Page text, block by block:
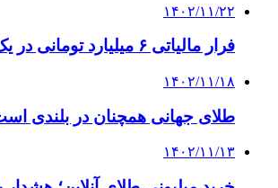
۱۴۰۲/۱۱/۲۲
فرار مالیاتی ۶ میلیارد تومانی در یک طلافروشی
۱۴۰۲/۱۱/۱۸
طلای جهانی همچنان در بلندی
۱۴۰۲/۱۱/۱۳